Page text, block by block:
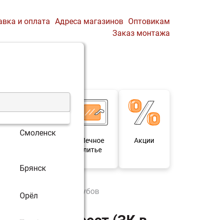
Смоленск
Брянск
Орёл
и оплата Адреса магазинов Оптовикам
Заказ монтажа
Печное
литье
Акции
сетке -25 П2) до 25 кубов